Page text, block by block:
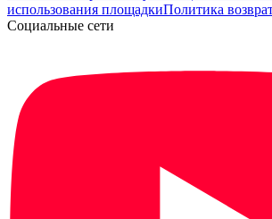
использования площадкиПолитика
Социальные сети